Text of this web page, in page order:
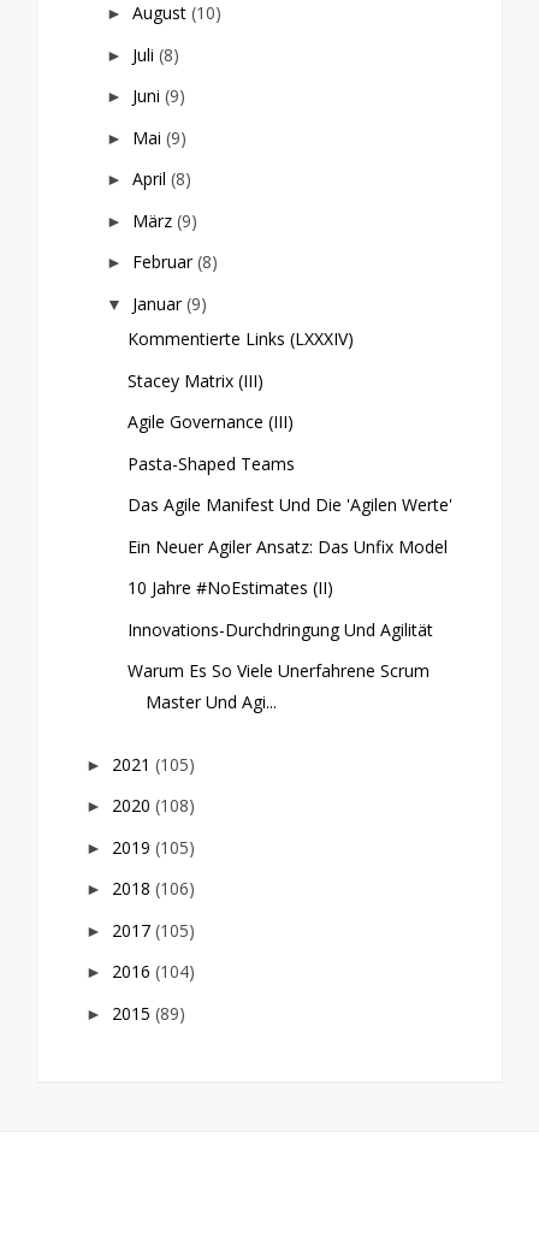
► August (10)
► Juli (8)
► Juni (9)
► Mai (9)
► April (8)
► März (9)
► Februar(8)
▼ Januar(9)
Kommentierte Links (LXXXIV)
Stacey Matrix (III)
Agile Governance (III)
Pasta-Shaped Teams
Das Agile Manifest Und Die 'agilen Werte'
Ein Neuer Agiler Ansatz: Das Unfix Model
10 Jahre #NoEstimates (II)
Innovations-Durchdringung Und Agilität
Warum Es So Viele Unerfahrene Scrum
Master Und Agi...
► 2021 (105)
► 2020 (108)
► 2019 (105)
► 2018 (106)
► 2017 (105)
► 2016 (104)
► 2015 (89)